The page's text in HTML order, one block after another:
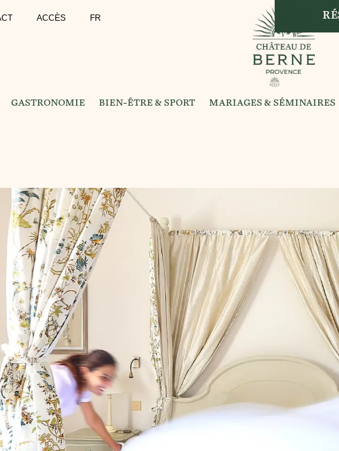
ACCÈS FR
GASTRONOMIE BIEN-ÊTRE & SPORT MARIAGES & SÉMINAIRES